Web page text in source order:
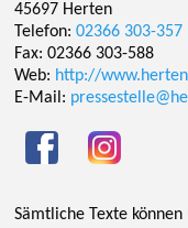
45697 Herten
Telefon: 02366 303-357
Fax: 02366 303-588
Web: http://
E-Mail:
Sämtliche Texte